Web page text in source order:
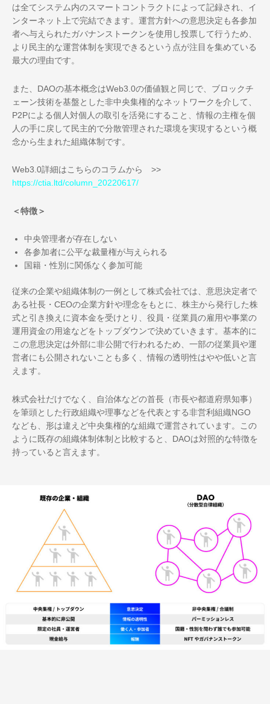
は全てシステム内のスマートコントラクトによって記録され、イ
ンターネット上で完結できます。運営方針への意思決定も各参加
者へ与えられたガバナンストークンを使用し投票して行うため、
より民主的な運営体制を実現できるという点が注目を集めている
最大の理由です。
また、DAOの基本概念はWeb3.0の価値観と同じで、ブロックチ
ェーン技術を基盤とした非中央集権的なネットワークを介して、
P2Pによる個人対個人の取引を活発にすること、情報の主権を個
人の手に戻して民主的で分散管理された環境を実現するという概
念から生まれた組織体制です。
Web3.0詳細はこちらのコラムから >>
https://ctia.ltd/column_20220617/
＜特徴＞
中央管理者が存在しない
各参加者に公平な裁量権が与えられる
国籍・性別に関係なく参加可能
従来の企業や組織体制の一例として株式会社では、意思決定者で
ある社長・CEOの企業方針や理念をもとに、株主から発行した株
式と引き換えに資本金を受けとり、役員・従業員の雇用や事業の
運用資金の用途などをトップダウンで決めていきます。基本的に
この意思決定は外部に非公開で行われるため、一部の従業員や運
営者にも公開されないことも多く、情報の透明性はやや低いと言
えます。
株式会社だけでなく、自治体などの首長（市長や都道府県知事）
を筆頭とした行政組織や理事などを代表とする非営利組織NGO
なども、形は違えど中央集権的な組織で運営されています。この
ように既存の組織体制体制と比較すると、DAOは対照的な特徴を
持っていると言えます。